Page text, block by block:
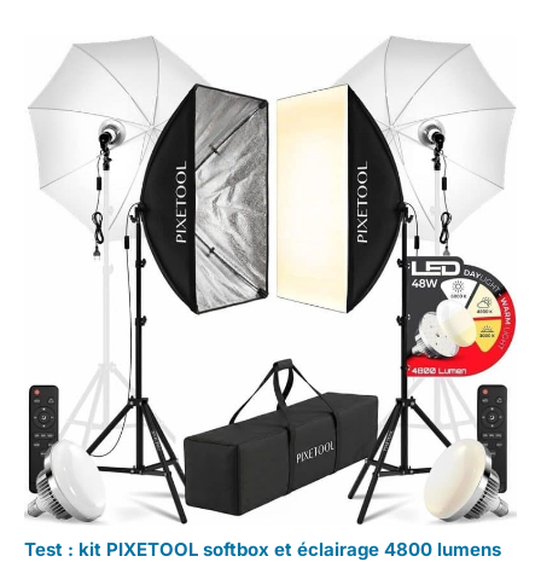
Test : kit PIXETOOL softbox et éclairage 4800 lumens